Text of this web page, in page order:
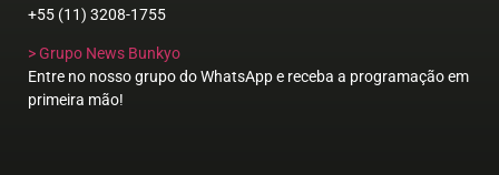
+55 (11) 3208-1755
> Grupo News Bunkyo
Entre no nosso grupo do WhatsApp e receba a programação em
primeira mão!